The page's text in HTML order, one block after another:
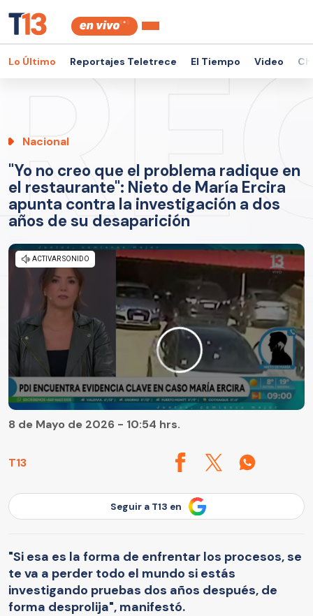
Lo Último Reportajes Teletrece El Tiempo Video
Nacional
"Yo no creo que el problema radique en
el restaurante": Nieto de María Ercira
apunta contra la investigación a dos
años de su desaparición
T13
8 de Mayo de 2026 - 10:54 hrs.
Seguir a T13 en
"Si esa es la forma de enfrentar los procesos, se
te va a perder todo el mundo si estás
investigando pruebas dos años después, de
forma desprolija", manifestó.